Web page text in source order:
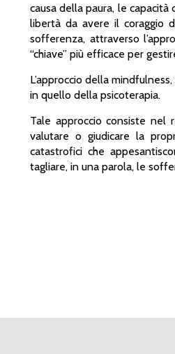
causa della paura, le
libertà da avere il coraggio
sofferenza, attraverso
“chiave” più efficace per
L’approccio della
in quello della psicoterapia.
Tale approccio consiste
valutare o giudicare la
catastrofici che
tagliare, in una parola, le